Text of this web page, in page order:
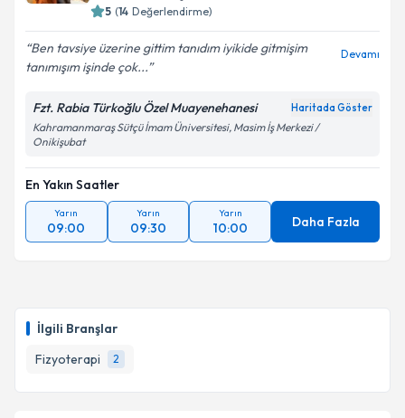
İlgili Branşlar
Fizyoterapi
2
5 (14 Değerlendirme)
Ben tavsiye üzerine gittim tanıdım iyikide gitmişim
tanımışım işinde çok...
Devamı
Fzt. Rabia Türkoğlu Özel Muayenehanesi Haritada Göster
Kahramanmaraş Sütçü İmam Üniversitesi, Masim İş Merkezi /
Onikişubat
En Yakın Saatler
Yarın
09:00
Yarın
09:30
Yarın
10:00 Daha Fazla